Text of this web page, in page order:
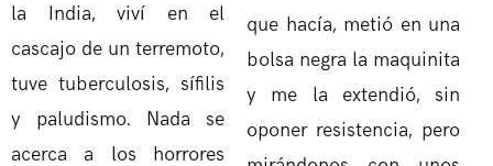
la India, viví en el
cascajo de un terremoto,
tuve tuberculosis, sífilis
y paludismo. Nada se
acerca a los horrores
que hacía, metió en una
bolsa negra la maquinita
y me la extendió, sin
oponer resistencia, pero